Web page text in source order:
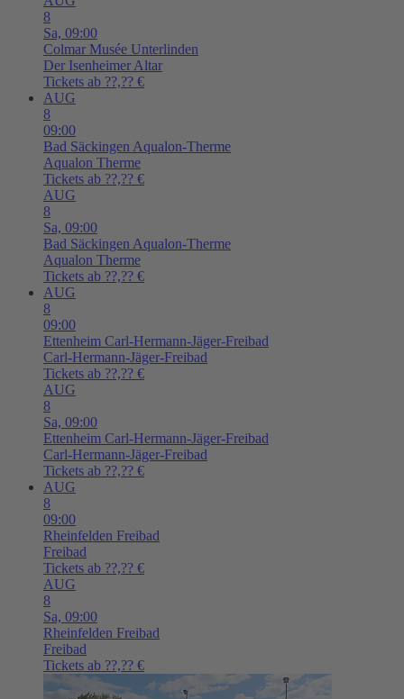
8
Sa, 09:00
Colmar Musée Unterlinden
Der Isenheimer Altar
Tickets ab ??,?? €
AUG
8
09:00
Bad Säckingen Aqualon-Therme
Aqualon Therme
Tickets ab ??,?? €
AUG
8
Sa, 09:00
Bad Säckingen Aqualon-Therme
Aqualon Therme
Tickets ab ??,?? €
AUG
8
09:00
Ettenheim Carl-Hermann-Jäger-Freibad
Carl-Hermann-Jäger-Freibad
Tickets ab ??,?? €
AUG
8
Sa, 09:00
Ettenheim Carl-Hermann-Jäger-Freibad
Carl-Hermann-Jäger-Freibad
Tickets ab ??,?? €
AUG
8
09:00
Rheinfelden Freibad
Freibad
Tickets ab ??,?? €
AUG
8
Sa, 09:00
Rheinfelden Freibad
Freibad
Tickets ab ??,?? €